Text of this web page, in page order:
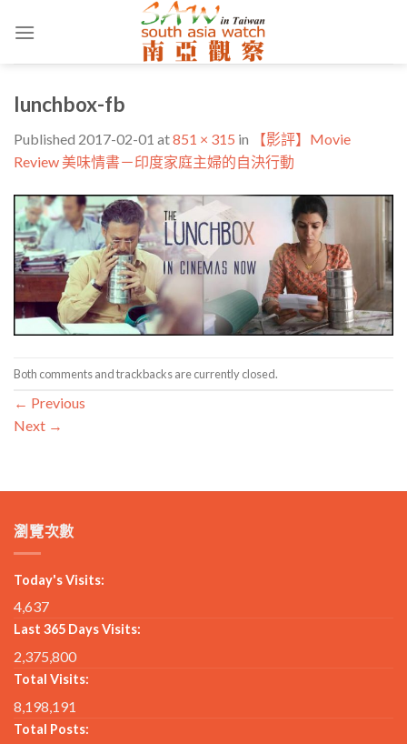
lunchbox-fb
Published 2017-02-01 at851 × 315 in
【影評】Movie
Review 美味情書－印度家庭主婦的自決行動
Both comments and trackbacks are currently closed.
← Previous
Next →
瀏覽次數
Today's Visits:
4,637
Last 365 Days Visits:
2,375,800
Total Visits:
8,198,191
Total Posts: